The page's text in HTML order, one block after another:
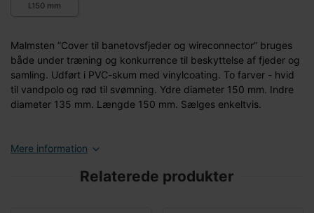
L150 mm
Malmsten ”Cover til banetovsfjeder og wireconnector” bruges
både under træning og konkurrence til beskyttelse af fjeder og
samling. Udført i PVC-skum med vinylcoating. To farver - hvid
til vandpolo og rød til svømning. Ydre diameter 150 mm. Indre
diameter 135 mm. Længde 150 mm. Sælges enkeltvis.
Mere information
Relaterede produkter